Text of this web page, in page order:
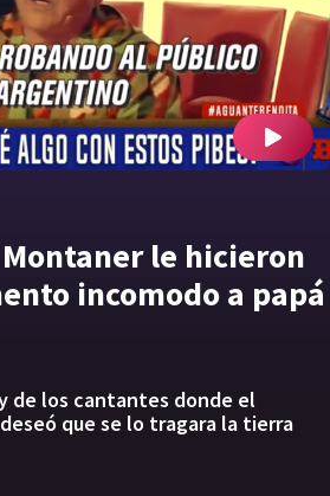
Montaner le hicieron
incomodo a papá
de los cantantes donde el
que se lo tragara la tierra